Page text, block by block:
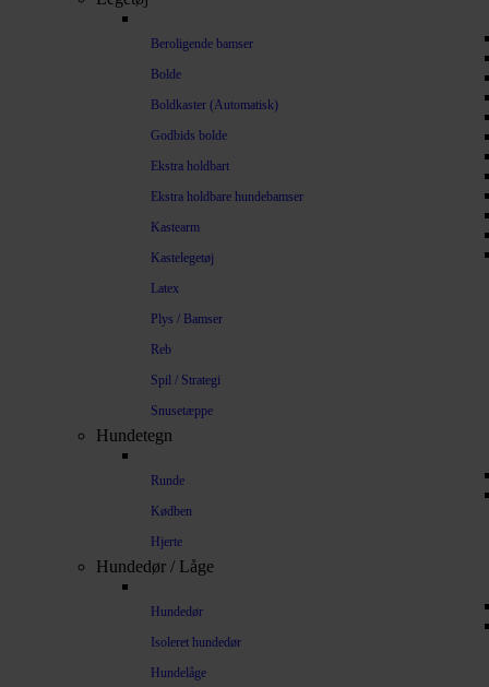
Beroligende bamser
Bolde
Boldkaster (Automatisk)
Godbids bolde
Ekstra holdbart
Ekstra holdbare hundebamser
Kastearm
Kastelegetøj
Latex
Plys / Bamser
Reb
Spil / Strategi
Snusetæppe
Hundetegn
Runde
Kødben
Hjerte
Hundedør / Låge
Hundedør
Isoleret hundedør
Hundelåge